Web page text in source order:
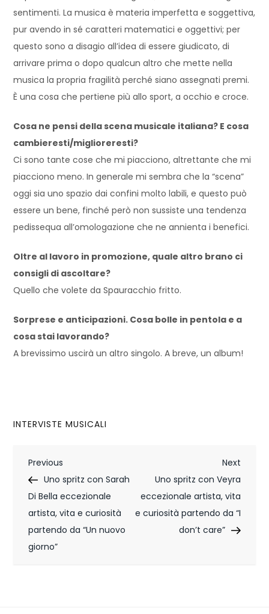
sentimenti. La musica è materia imperfetta e soggettiva,
pur avendo in sé caratteri matematici e oggettivi; per
questo sono a disagio all’idea di essere giudicato, di
arrivare prima o dopo qualcun altro che mette nella
musica la propria fragilità perché siano assegnati premi.
È una cosa che pertiene più allo sport, a occhio e croce.
Cosa ne pensi della scena musicale italiana? E cosa
cambieresti/miglioreresti?
Ci sono tante cose che mi piacciono, altrettante che mi
piacciono meno. In generale mi sembra che la “scena”
oggi sia uno spazio dai confini molto labili, e questo può
essere un bene, finché però non sussiste una tendenza
pedissequa all’omologazione che ne annienta i benefici.
Oltre al lavoro in promozione, quale altro brano ci
consigli di ascoltare?
Quello che volete da Spauracchio fritto.
Sorprese e anticipazioni. Cosa bolle in pentola e a
cosa stai lavorando?
A brevissimo uscirà un altro singolo. A breve, un album!
INTERVISTE MUSICALI
N
a
v
i
g
Previous
Post
Previous
Uno spritz con Sarah
Di Bella eccezionale
artista, vita e curiosità
partendo da “Un nuovo
giorno”
Next
Post
Next
Uno spritz con Veyra
eccezionale artista, vita
e curiosità partendo da “I
don’t care”